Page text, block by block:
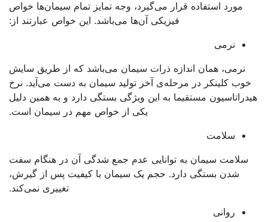
مورد استفاده قرار می‌گیرد، وجه تمایز تمام سیمان‌ها خواص
فیزیکی آن‌ها می‌باشد. این خواص عبارتند از:
نرمی
نرمی، همان اندازه ذرات سیمان می‌باشد که از طریق سایش
کلینکر در مرحله‌ی آخر تولید سیمان به دست می‌آید. نرخ
مستقیما به این ویژگی بستگی دارد و به همین دلیل
یکی از خواص مهم در سیمان است.
سلامت
سلامت سیمان به توانایی عدم جمع شدگی آن در هنگام سفت
شدن بستگی دارد. حجم یک سیمان با کیفیت پس از گیرش،
تغییری نمی‌کند.
روانی